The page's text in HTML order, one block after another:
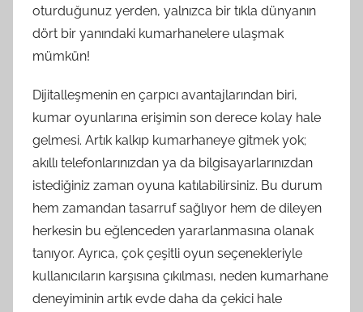
oturduğunuz yerden, yalnızca bir tıkla dünyanın
dört bir yanındaki kumarhanelere ulaşmak
mümkün!
Dijitalleşmenin en çarpıcı avantajlarından biri,
kumar oyunlarına erişimin son derece kolay hale
gelmesi. Artık kalkıp kumarhaneye gitmek yok;
akıllı telefonlarınızdan ya da bilgisayarlarınızdan
istediğiniz zaman oyuna katılabilirsiniz. Bu durum
hem zamandan tasarruf sağlıyor hem de dileyen
herkesin bu eğlenceden yararlanmasına olanak
tanıyor. Ayrıca, çok çeşitli oyun seçenekleriyle
kullanıcıların karşısına çıkılması, neden kumarhane
deneyiminin artık evde daha da çekici hale